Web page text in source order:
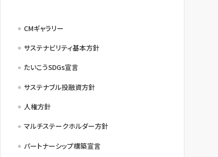
CMギャラリー
サステナビリティ基本方針
たいこうSDGs宣言
サステナブル投融資方針
人権方針
マルチステークホルダー方針
パートナーシップ構築宣言